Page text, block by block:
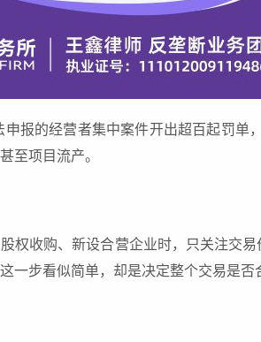
报的经营者集中案件开出超百起罚单
至项目流产。
权收购、新设合营企业时，只关注交
步看似简单，却是决定整个交易是否